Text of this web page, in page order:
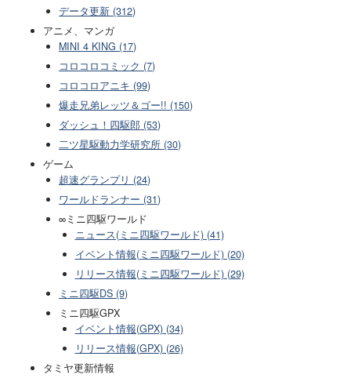
データ更新 (312)
アニメ、マンガ
MINI 4 KING (17)
コロコロコミック (7)
コロコロアニキ (99)
爆走兄弟レッツ＆ゴー!! (150)
ダッシュ！四駆郎 (53)
二ツ星駆動力学研究所 (30)
ゲーム
超速グランプリ (24)
ワールドランナー (31)
∞ミニ四駆ワールド
ニュース(ミニ四駆ワールド) (41)
イベント情報(ミニ四駆ワールド) (20)
リリース情報(ミニ四駆ワールド) (29)
ミニ四駆DS (9)
ミニ四駆GPX
イベント情報(GPX) (34)
リリース情報(GPX) (26)
タミヤ更新情報